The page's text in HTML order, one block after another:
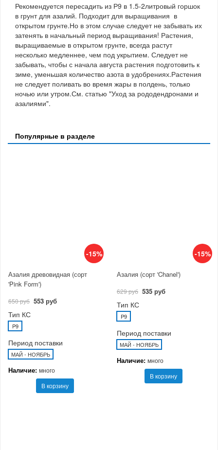
Рекомендуется пересадить из Р9 в 1.5-2литровый горшок
в грунт для азалий. Подходит для выращивания в
открытом грунте.Но в этом случае следует не забывать их
затенять в начальный период выращивания! Растения,
выращиваемые в открытом грунте, всегда растут
несколько медленнее, чем под укрытием. Следует не
забывать, чтобы с начала августа растения подготовить к
зиме, уменьшая количество азота в удобрениях.Растения
не следует поливать во время жары в полдень, только
ночью или утром.См. статью "Уход за рододендронами и
азалиями".
Популярные в разделе
-15%
Азалия древовидная (сорт
'Pink Form')
650 руб 553 руб
Тип КС
P9
Период поставки
МАЙ - НОЯБРЬ
Наличие: много
В корзину
-15%
Азалия (сорт 'Chanel')
629 руб 535 руб
Тип КС
P9
Период поставки
МАЙ - НОЯБРЬ
Наличие: много
В корзину